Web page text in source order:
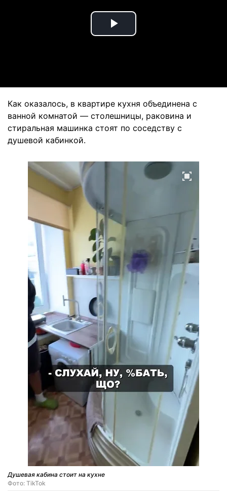
Play
Как оказалось, в квартире кухня объединена с
ванной комнатой — столешницы, раковина и
стиральная машинка стоят по соседству с
душевой кабинкой.
Душевая кабина стоит на кухне
Фото: TikTok